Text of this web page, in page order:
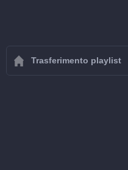
Trasferimento playlist